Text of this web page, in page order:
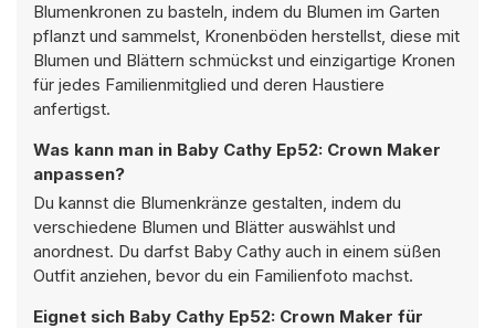
Blumenkronen zu basteln, indem du Blumen im Garten
pflanzt und sammelst, Kronenböden herstellst, diese mit
Blumen und Blättern schmückst und einzigartige Kronen
für jedes Familienmitglied und deren Haustiere
anfertigst.
Was kann man in Baby Cathy Ep52: Crown Maker
anpassen?
Du kannst die Blumenkränze gestalten, indem du
verschiedene Blumen und Blätter auswählst und
anordnest. Du darfst Baby Cathy auch in einem süßen
Outfit anziehen, bevor du ein Familienfoto machst.
Eignet sich Baby Cathy Ep52: Crown Maker für